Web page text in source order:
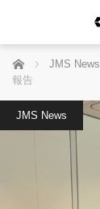
ホーム JMS News
報告
JMS News